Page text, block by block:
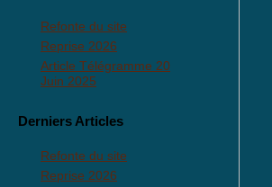
Refonte du site
Reprise 2026
Article Télégramme 20
Juin 2025
Derniers Articles
Refonte du site
Reprise 2026